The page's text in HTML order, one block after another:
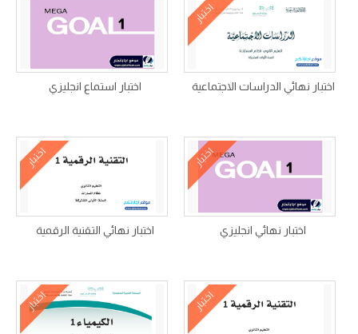
اختبار
اختبار نهائي الدراسات الاجتماعية اختبار استماع انجليزي
اختبار
اختبار نهائي انجليزي
اختبار
اختبار نهائي التقنية الرقمية
اختبار اختبار